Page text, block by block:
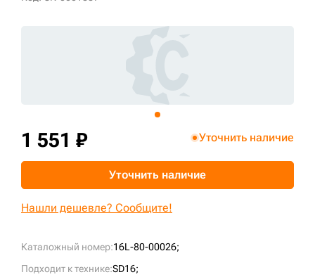
Каталожный номер:16L-80-00026;
Подходит к технике:SD16;
1 551 ₽ Уточнить наличие
Уточнить наличие
Нашли дешевле? Сообщите!
+7 (499) 394-50-93